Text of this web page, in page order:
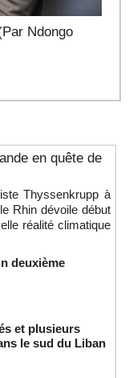
Ndongo
en quête de
Thyssenkrupp à
Rhin dévoile début
réalité climatique
deuxième
et plusieurs
le sud du Liban